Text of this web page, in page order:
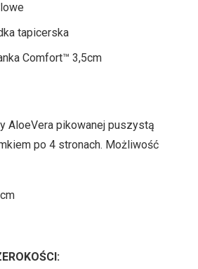
tapicerska
Comfort™ 3,5cm
AloeVera pikowanej puszystą
po 4 stronach. Możliwość